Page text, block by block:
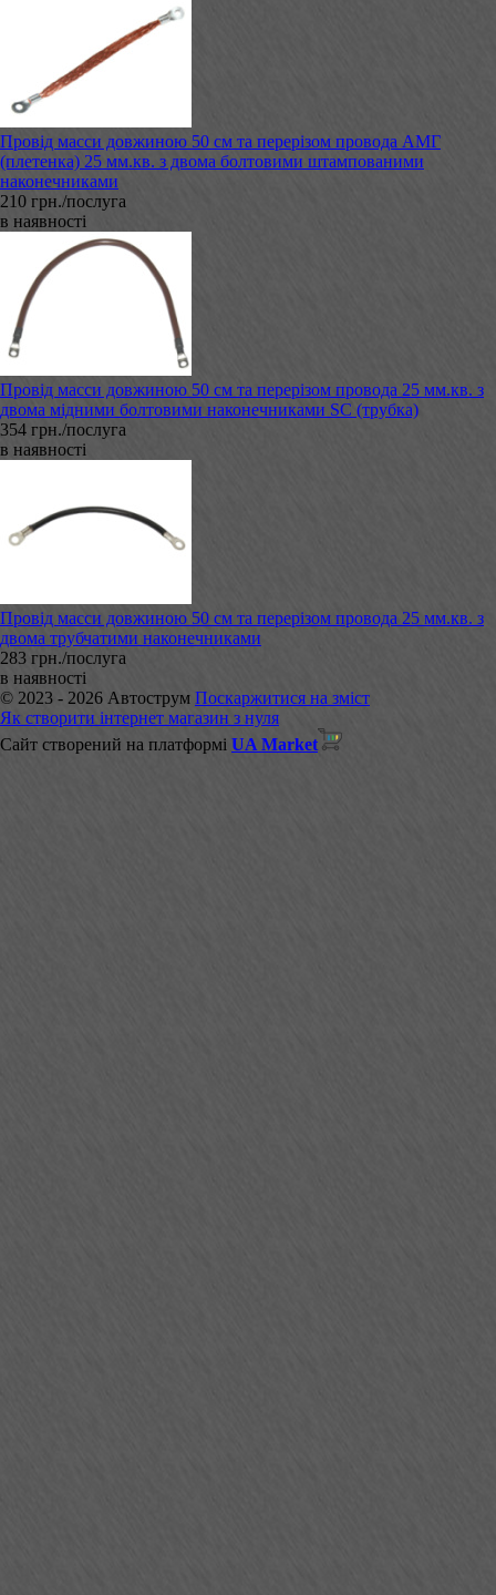
Провід масси довжиною 50 см та перерізом провода АМГ
(плетенка) 25 мм.кв. з двома болтовими штампованими
наконечниками
210 грн./послуга
в наявності
Провід масси довжиною 50 см та перерізом провода 25 мм.кв. з
двома мідними болтовими наконечниками SC (трубка)
354 грн./послуга
в наявності
Провід масси довжиною 50 см та перерізом провода 25 мм.кв. з
двома трубчатими наконечниками
283 грн./послуга
в наявності
© 2023 - 2026 Автострум Поскаржитися на зміст
Як створити інтернет магазин з нуля
Сайт створений на платформі UA Market